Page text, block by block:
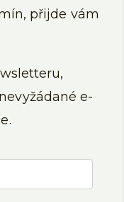
přijde vám
e-